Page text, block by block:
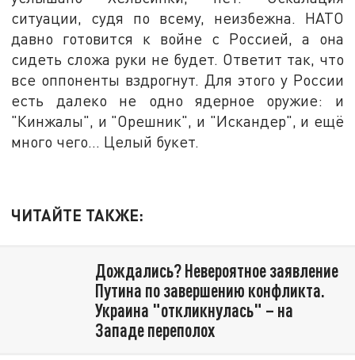
ситуации, судя по всему, неизбежна. НАТО
давно готовится к войне с Россией, а она
сидеть сложа руки не будет. Ответит так, что
все оппоненты вздрогнут. Для этого у России
есть далеко не одно ядерное оружие: и
"Кинжалы", и "Орешник", и "Искандер", и ещё
много чего… Целый букет.
ЧИТАЙТЕ ТАКЖЕ:
Дождались? Невероятное заявление
Путина по завершению конфликта.
Украина "откликнулась" – на
Западе переполох